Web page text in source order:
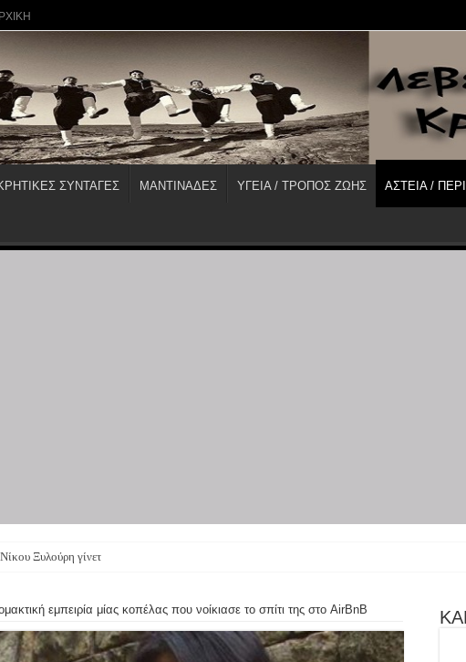
ΣΥΝΤΑΓΕΣ ΜΑΝΤΙΝΑΔΕΣ ΥΓΕΙΑ / ΤΡΟΠΟΣ ΖΩΗΣ ΑΣΤΕΙΑ /
Ξυλούρη γίνεται θεατρική παρ
εμπειρία μίας κοπέλας που νοίκιασε το σπίτι της στο AirBnB